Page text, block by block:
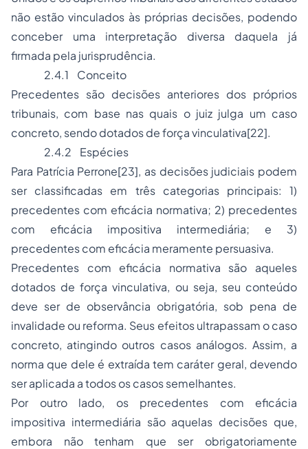
não estão vinculados às próprias decisões, podendo
conceber uma interpretação diversa daquela já
firmada pela jurisprudência.
2.4.1 Conceito
Precedentes são decisões anteriores dos próprios
tribunais, com base nas quais o juiz julga um caso
concreto, sendo dotados de força vinculativa[22].
2.4.2 Espécies
Para Patrícia Perrone[23], as decisões judiciais podem
ser classificadas em três categorias principais: 1)
precedentes com eficácia normativa; 2) precedentes
com eficácia impositiva intermediária; e 3)
precedentes com eficácia meramente persuasiva.
Precedentes com eficácia normativa são aqueles
dotados de força vinculativa, ou seja, seu conteúdo
deve ser de observância obrigatória, sob pena de
invalidade ou reforma. Seus efeitos ultrapassam o caso
concreto, atingindo outros casos análogos. Assim, a
norma que dele é extraída tem caráter geral, devendo
ser aplicada a todos os casos semelhantes.
Por outro lado, os precedentes com eficácia
impositiva intermediária são aquelas decisões que,
embora não tenham que ser obrigatoriamente